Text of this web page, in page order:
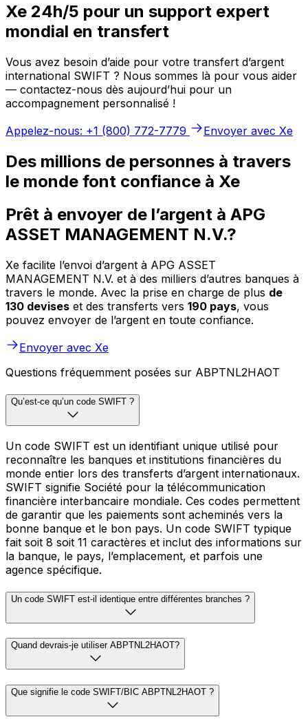
Xe 24h/5 pour un support expert
mondial en transfert
Vous avez besoin d’aide pour votre transfert d’argent
international SWIFT ? Nous sommes là pour vous aider
— contactez-nous dès aujourd’hui pour un
accompagnement personnalisé !
Appelez-nous: +1 (800) 772-7779
Envoyer avec Xe
Des millions de personnes à travers
le monde font confiance à Xe
Prêt à envoyer de l’argent à APG
ASSET MANAGEMENT N.V.?
Xe facilite l’envoi d’argent à APG ASSET
MANAGEMENT N.V. et à des milliers d’autres banques à
travers le monde. Avec la prise en charge de plus de
130 devises et des transferts vers 190 pays, vous
pouvez envoyer de l’argent en toute confiance.
Envoyer avec Xe
Questions fréquemment posées sur ABPTNL2HAOT
Qu’est-ce qu’un code SWIFT ?
Un code SWIFT est un identifiant unique utilisé pour
reconnaître les banques et institutions financières du
monde entier lors des transferts d’argent internationaux.
SWIFT signifie Société pour la télécommunication
financière interbancaire mondiale. Ces codes permettent
de garantir que les paiements sont acheminés vers la
bonne banque et le bon pays. Un code SWIFT typique
fait soit 8 soit 11 caractères et inclut des informations sur
la banque, le pays, l’emplacement, et parfois une
agence spécifique.
Un code SWIFT est-il identique entre différentes branches ?
Quand devrais-je utiliser ABPTNL2HAOT?
Que signifie le code SWIFT/BIC ABPTNL2HAOT ?